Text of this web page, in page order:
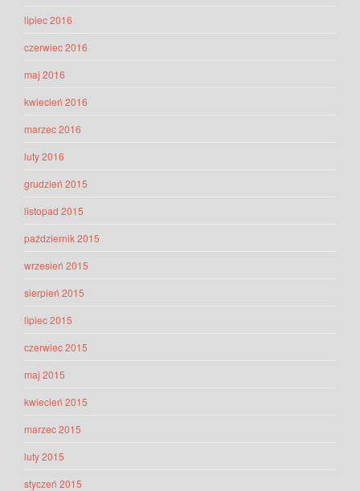
lipiec 2016
czerwiec 2016
maj 2016
kwiecień 2016
marzec 2016
luty 2016
grudzień 2015
listopad 2015
październik 2015
wrzesień 2015
sierpień 2015
lipiec 2015
czerwiec 2015
maj 2015
kwiecień 2015
marzec 2015
luty 2015
styczeń 2015